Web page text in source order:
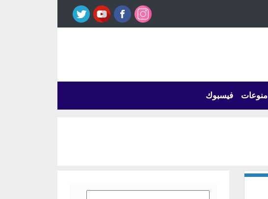
منوعات فيسبوك